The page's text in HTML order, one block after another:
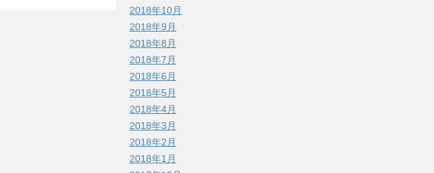
2018年10月
2018年9月
2018年8月
2018年7月
2018年6月
2018年5月
2018年4月
2018年3月
2018年2月
2018年1月